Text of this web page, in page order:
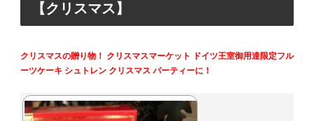
【クリスマス】
クリスマスの贈り物！ クリスマスマーケット ドイツ王室御用達限定フル
ーツケーキ シュトレン クリスマス パーティーに！